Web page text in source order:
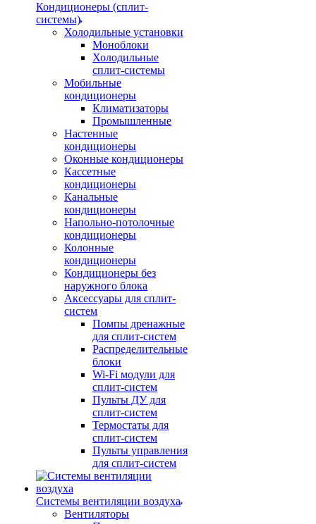
Кондиционеры (сплит-
системы)
Холодильные установки
Моноблоки
Холодильные
сплит-системы
Мобильные
кондиционеры
Климатизаторы
Промышленные
Настенные
кондиционеры
Оконные кондиционеры
Кассетные
кондиционеры
Канальные
кондиционеры
Напольно-потолочные
кондиционеры
Колонные
кондиционеры
Кондиционеры без
наружного блока
Аксессуары для сплит-
систем
Помпы дренажные
для сплит-систем
Распределительные
блоки
Wi-Fi модули для
сплит-систем
Пульты ДУ для
сплит-систем
Термостаты для
сплит-систем
Пульты управления
для сплит-систем
Системы вентиляции воздуха
Вентиляторы